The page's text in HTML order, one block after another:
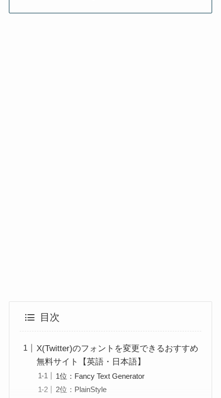
目次
X(Twitter)のフォントを変更できるおすすめ
無料サイト【英語・日本語】
1位：Fancy Text Generator
2位：PlainStyle